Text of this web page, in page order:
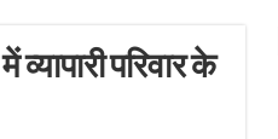
परिवार के